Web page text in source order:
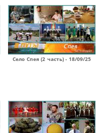
Село Спея (2 часть) - 18/09/25